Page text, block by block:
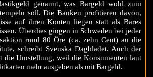
genannt, was Bargeld wohl zum
soll. Die Banken profitieren davon,
auf ihren Konten liegen statt als Bares
Überdies gingen in Schweden bei jeder
rund 80 Öre (ca. zehn Cent) an die
schreibt Svenska Dagbladet. Auch der
die Umstellung, weil die Konsumenten laut
mehr ausgeben als mit Bargeld.